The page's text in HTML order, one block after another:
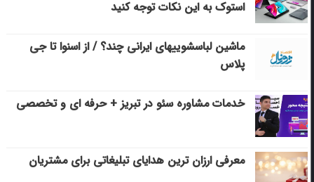
استوک به این نکات توجه کنید
ماشین لباسشویی‎های ایرانی چند؟ / از اسنوا تا جی
پلاس
خدمات مشاوره سئو در تبریز + حرفه ای و تخصصی
معرفی ارزان ترین هدایای تبلیغاتی برای مشتریان